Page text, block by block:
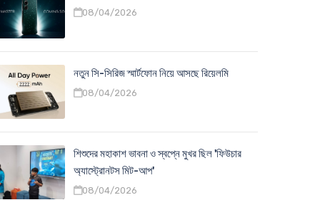
08/04/2026
নতুন সি-সিরিজ স্মার্টফোন নিয়ে আসছে রিয়েলমি
08/04/2026
শিশুদের মহাকাশ ভাবনা ও স্বপ্নে মুখর ছিল 'ফিউচার
অ্যাস্ট্রোনটস মিট-আপ'
08/04/2026